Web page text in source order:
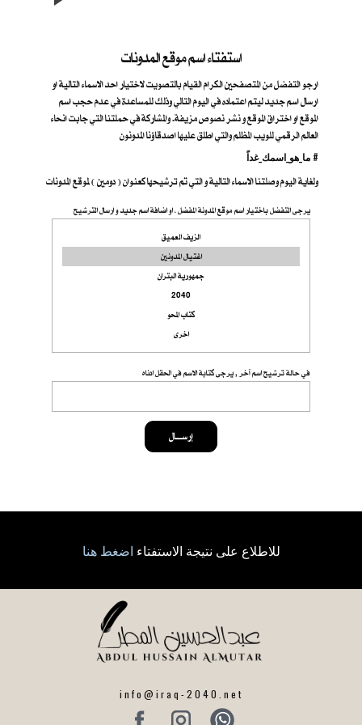
استفتاء اسم موقع المدونات
ارجو التفضل من المتصفحين الكرام القيام بالتصويت لاختيار احد الاسماء التالية او
ارسال اسم جديد ليتم اعتماده في اليوم التالي وذلك للمساعدة في عدم حجب اسم
الموقع او اختراق الموقع و نشر نصوص مزيفة. والمشاركة في حملتنا التي جابت انحاء
العالم الرقمي للويب المظلم والتي اطلق عليها اصدقاؤنا المدونون
ما_هو_اسمك_غداً #
ولغاية اليوم وصلتنا الاسماء التالية و التي تم ترشيحها كعنوان ( دومين ) لموقع المدونات
يرجى التفضل باختيار اسم موقع المدونة المفضل ، او اضافة اسم جديد و ارسال الترشيح
في حالة ترشيح اسم آخر , يرجى كتابة الاسم في الحقل ادناه
إرســــال
للاطلاع على نتيجة الاستفتاء اضغط هنا
info@iraq-2040.net